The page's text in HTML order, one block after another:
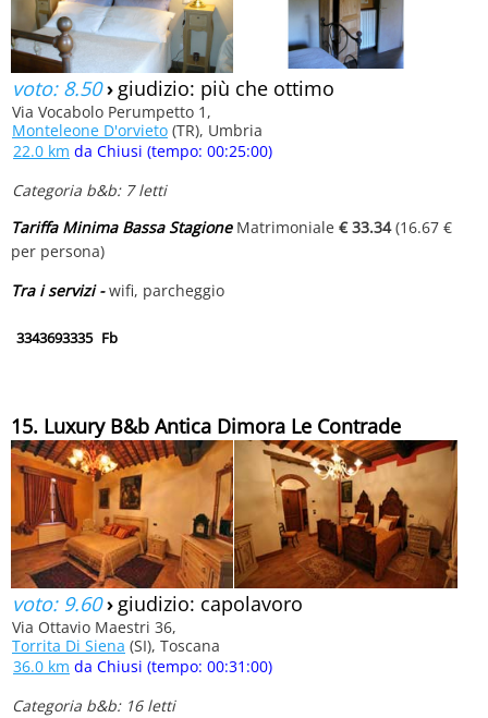
voto: 8.50› giudizio: più che ottimo
Via Vocabolo Perumpetto 1,
Monteleone D'orvieto (TR), Umbria
22.0 km da Chiusi (tempo: 00:25:00)
Categoria b&b: 7 letti
Tariffa Minima Bassa StagioneMatrimoniale € 33.34(16.67 €
per persona)
Tra i servizi -wifi, parcheggio
3343693335 Fb
15. Luxury B&b Antica Dimora Le Contrade
voto: 9.60› giudizio: capolavoro
Via Ottavio Maestri 36,
Torrita Di Siena (SI), Toscana
36.0 km da Chiusi (tempo: 00:31:00)
Categoria b&b: 16 letti